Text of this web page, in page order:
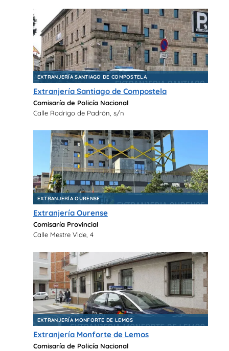
EXTRANJERÍA SANTIAGO DE COMPOSTELA
Extranjería Santiago de Compostela
Comisaría de Policía Nacional
Calle Rodrigo de Padrón, s/n
EXTRANJERÍA OURENSE
Extranjería Ourense
Comisaría Provincial
Calle Mestre Vide, 4
EXTRANJERÍA MONFORTE DE LEMOS
Extranjería Monforte de Lemos
Comisaría de Policía Nacional